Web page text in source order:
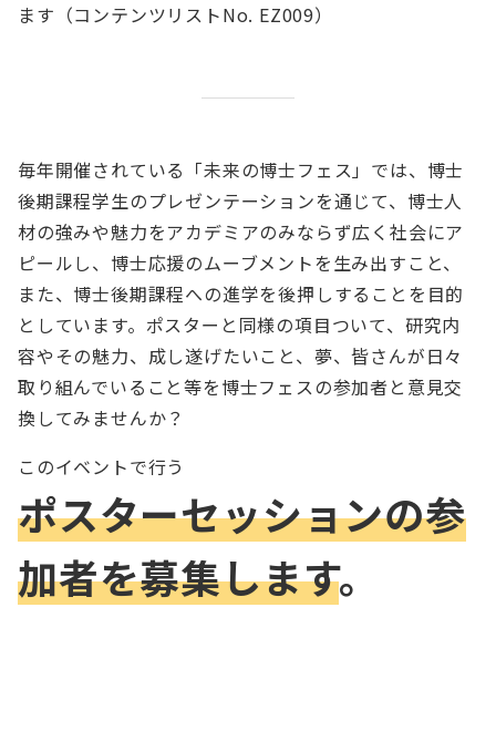
ます（コンテンツリストNo. EZ009）
毎年開催されている「未来の博士フェス」では、博士
後期課程学生のプレゼンテーションを通じて、博士人
材の強みや魅力をアカデミアのみならず広く社会にア
ピールし、博士応援のムーブメントを生み出すこと、
また、博士後期課程への進学を後押しすることを目的
としています。ポスターと同様の項目ついて、研究内
容やその魅力、成し遂げたいこと、夢、皆さんが日々
取り組んでいること等を博士フェスの参加者と意見交
換してみませんか？
このイベントで行う
ポスターセッションの参
加者を募集します。